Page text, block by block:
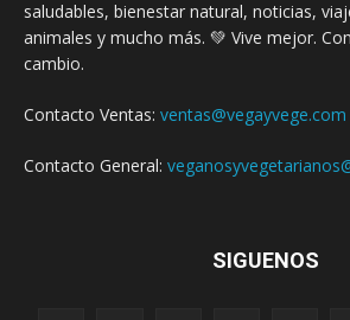
saludables, bienestar natural, noticias,
animales y mucho más. 💚 Vive mejor.
cambio.
Contacto Ventas: ventas@vegayvege.com
Contacto General:
SIGUENOS